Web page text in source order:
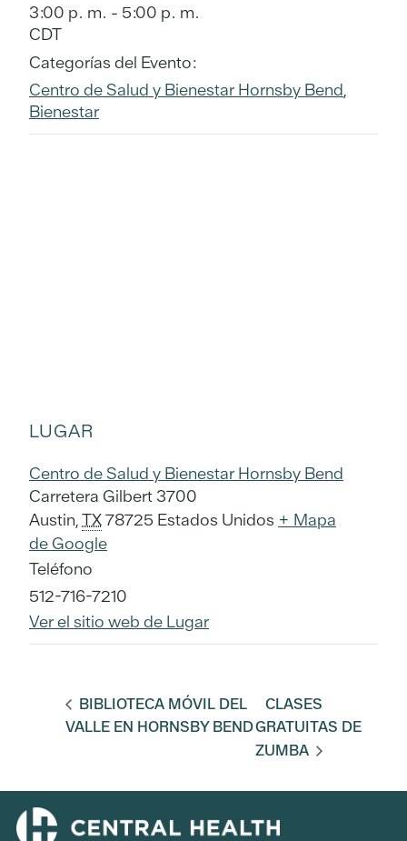
3:00 p. m. - 5:00 p. m.
CDT
Categorías del Evento:
Centro de Salud y Bienestar Hornsby Bend,
Bienestar
LUGAR
Centro de Salud y Bienestar Hornsby Bend
Carretera Gilbert 3700
Austin,TX78725 Estados Unidos + Mapa
de Google
Teléfono
512-716-7210
Ver el sitio web de Lugar
BIBLIOTECA MÓVIL DEL
VALLE EN HORNSBY BEND
CLASES
GRATUITAS DE
ZUMBA